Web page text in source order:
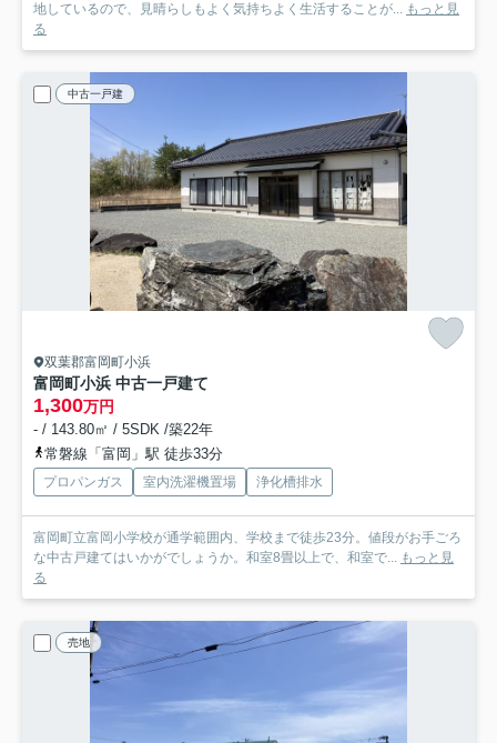
地しているので、見晴らしもよく気持ちよく生活することが... もっと見
る
中古一戸建
双葉郡富岡町小浜
富岡町小浜 中古一戸建て
1,300万円
- / 143.80㎡ / 5SDK /築22年
常磐線「富岡」駅 徒歩33分
プロパンガス 室内洗濯機置場 浄化槽排水
富岡町立富岡小学校が通学範囲内、学校まで徒歩23分。値段がお手ごろ
な中古戸建てはいかがでしょうか。和室8畳以上で、和室で... もっと見
る
売地